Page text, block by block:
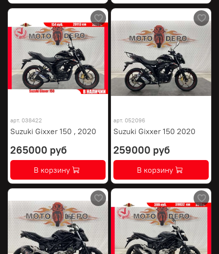
арт. 038422
Suzuki Gixxer 150 , 2020
265000 руб
В корзину
арт. 052096
Suzuki Gixxer 150 2020
259000 руб
В корзину